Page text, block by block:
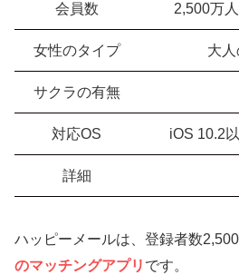
会員数 2,500万
女性のタイプ 大
サクラの有無
対応OS iOS 10.2
詳細
ハッピーメールは、登録者数
のマッチングアプリ です。